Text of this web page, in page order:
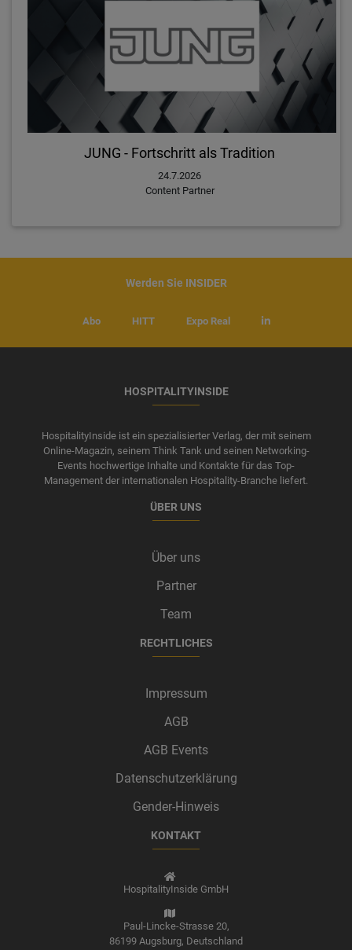
JUNG - Fortschritt als Tradition
24.7.2026
Content Partner
Werden Sie INSIDER
Abo HITT Expo Real
HOSPITALITYINSIDE
HospitalityInside ist ein spezialisierter Verlag, der mit seinem
Online-Magazin, seinem Think Tank und seinen Networking-
Events hochwertige Inhalte und Kontakte für das Top-
Management der internationalen Hospitality-Branche liefert.
ÜBER UNS
Über uns
Partner
Team
RECHTLICHES
Impressum
AGB
AGB Events
Datenschutzerklärung
Gender-Hinweis
KONTAKT
HospitalityInside GmbH
Paul-Lincke-Strasse 20,
86199 Augsburg, Deutschland